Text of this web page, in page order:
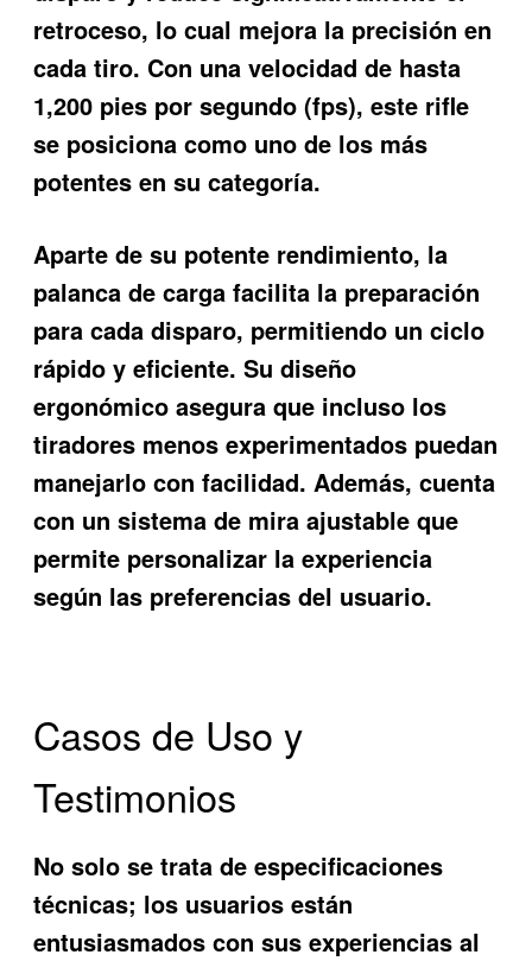
retroceso, lo cual mejora la precisión en
cada tiro. Con una velocidad de hasta
1,200 pies por segundo (fps), este rifle
se posiciona como uno de los más
potentes en su categoría.
Aparte de su potente rendimiento, la
palanca de carga facilita la preparación
para cada disparo, permitiendo un ciclo
rápido y eficiente. Su diseño
ergonómico asegura que incluso los
tiradores menos experimentados puedan
manejarlo con facilidad. Además, cuenta
con un sistema de mira ajustable que
permite personalizar la experiencia
según las preferencias del usuario.
Casos de Uso y
Testimonios
No solo se trata de especificaciones
técnicas; los usuarios están
entusiasmados con sus experiencias al